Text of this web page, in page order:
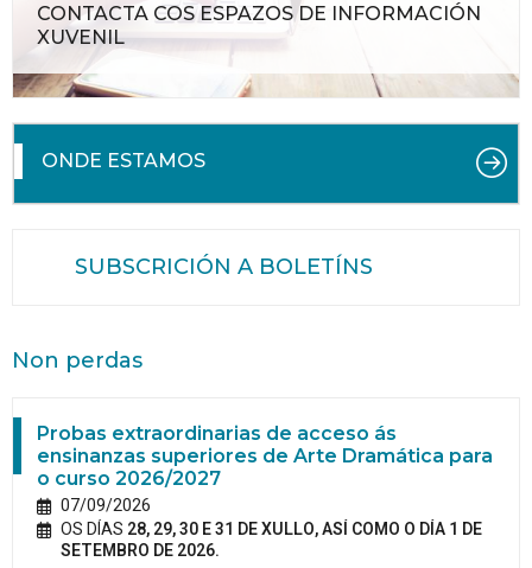
CONTACTA COS ESPAZOS DE INFORMACIÓN
XUVENIL
ONDE ESTAMOS
SUBSCRICIÓN A BOLETÍNS
Non perdas
Probas extraordinarias de acceso ás
ensinanzas superiores de Arte Dramática para
o curso 2026/2027
07/09/2026
OS DÍAS 28, 29, 30 E 31 DE XULLO, ASÍ COMO O DÍA 1 DE
SETEMBRO DE 2026.